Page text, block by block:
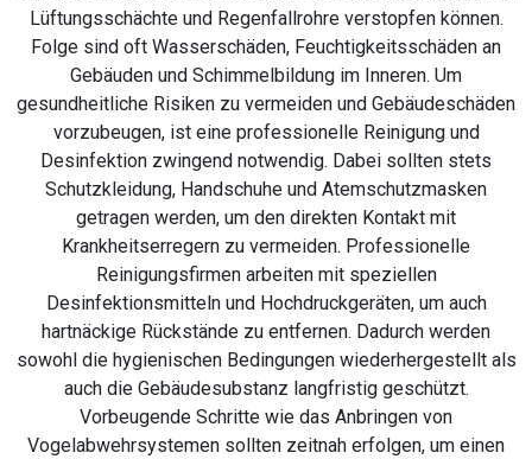
Lüftungsschächte und Regenfallrohre verstopfen können.
Folge sind oft Wasserschäden, Feuchtigkeitsschäden an
Gebäuden und Schimmelbildung im Inneren. Um
gesundheitliche Risiken zu vermeiden und Gebäudeschäden
vorzubeugen, ist eine professionelle Reinigung und
Desinfektion zwingend notwendig. Dabei sollten stets
Schutzkleidung, Handschuhe und Atemschutzmasken
getragen werden, um den direkten Kontakt mit
Krankheitserregern zu vermeiden. Professionelle
Reinigungsfirmen arbeiten mit speziellen
Desinfektionsmitteln und Hochdruckgeräten, um auch
hartnäckige Rückstände zu entfernen. Dadurch werden
sowohl die hygienischen Bedingungen wiederhergestellt als
auch die Gebäudesubstanz langfristig geschützt.
Vorbeugende Schritte wie das Anbringen von
Vogelabwehrsystemen sollten zeitnah erfolgen, um einen